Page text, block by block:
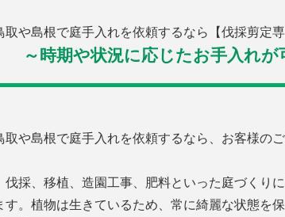
や島根で庭手入れを依頼するなら【伐採剪
～時期や状況に応じたお手入れが
や島根で庭手入れを依頼するなら、お客様
採、移植、造園工事、肥料といった庭づくり
。植物は生きているため、常に綺麗な状態を